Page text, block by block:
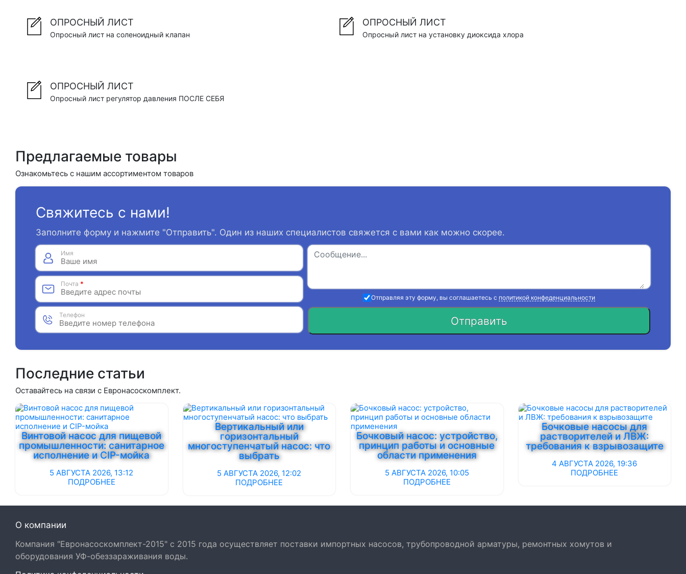
ОПРОСНЫЙ ЛИСТ
Опросный лист на соленоидный клапан
ОПРОСНЫЙ ЛИСТ
Опросный лист на установку диоксида хлора
ОПРОСНЫЙ ЛИСТ
Опросный лист регулятор давления ПОСЛЕ СЕБЯ
Предлагаемые товары
Ознакомьтесь с нашим ассортиментом товаров
Свяжитесь с нами!
Заполните форму и нажмите "Отправить". Один из наших специалистов свяжется с вами как можно скорее.
Имя
Почта *
Телефон
Отправляя эту форму, вы соглашаетесь с политикой конфеденциальности
Отправить
Последние статьи
Оставайтесь на связи с Евронасоскомплект.
Винтовой насос для пищевой
промышленности: санитарное
исполнение и CIP-мойка
5 АВГУСТА 2026, 13:12
ПОДРОБНЕЕ
Вертикальный или
горизонтальный
многоступенчатый насос: что
выбрать
5 АВГУСТА 2026, 12:02
ПОДРОБНЕЕ
Бочковый насос: устройство,
принцип работы и основные
области применения
5 АВГУСТА 2026, 10:05
ПОДРОБНЕЕ
Бочковые насосы для
растворителей и ЛВЖ:
требования к взрывозащите
4 АВГУСТА 2026, 19:36
ПОДРОБНЕЕ
О компании
Компания "Евронасоскомплект-2015" с 2015 года осуществляет поставки импортных насосов, трубопроводной арматуры, ремонтных хомутов и
оборудования УФ-обеззараживания воды.